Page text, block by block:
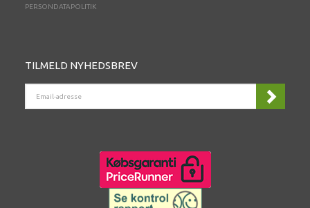
PERSONDATAPOLITIK
TILMELD NYHEDSBREV
ADRESSE